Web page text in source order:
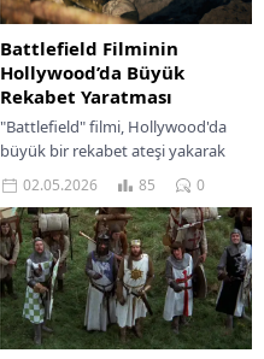
Battlefield Filminin
Hollywood’da Büyük
Rekabet Yaratması
"Battlefield" filmi, Hollywood'da
büyük bir rekabet ateşi yakarak
izleyiciler için heyecan dolu bir
deneyim sunuyor.
02.05.2026 85 0